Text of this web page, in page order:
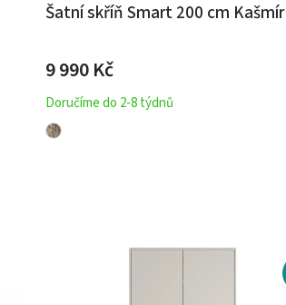
Šatní skříň Smart 200 cm Kašmír
9 990 Kč
Doručíme do 2-8 týdnů